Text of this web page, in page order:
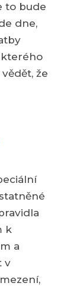
to bude
dne,
kterého
že
k
a
v